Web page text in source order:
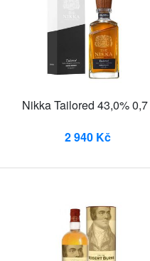
Nikka Tailored 43,0% 0,7
2 940 Kč